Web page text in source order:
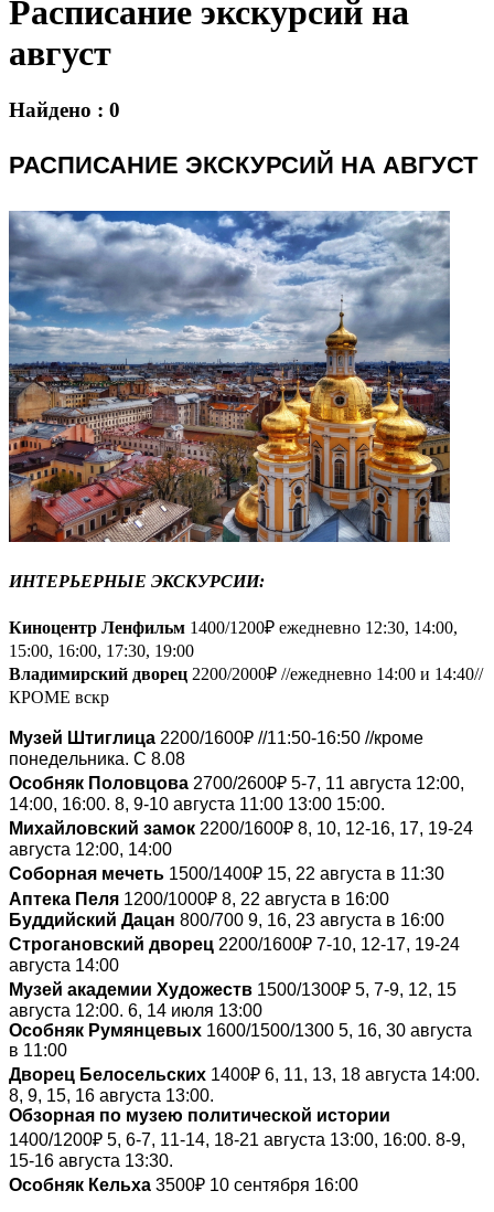
Расписание экскурсий на
август
Найдено : 0
РАСПИСАНИЕ ЭКСКУРСИЙ НА АВГУСТ
ИНТЕРЬЕРНЫЕ ЭКСКУРСИИ:
Киноцентр Ленфильм 1400/1200₽ ежедневно 12:30, 14:00,
15:00, 16:00, 17:30, 19:00
Владимирский дворец 2200/2000₽ //ежедневно 14:00 и 14:40//
КРОМЕ вскр
Музей Штиглица 2200/1600₽ //11:50-16:50 //кроме
понедельника. С 8.08
Оcобняк Половцова 2700/2600₽ 5-7, 11 августа 12:00,
14:00, 16:00. 8, 9-10 августа 11:00 13:00 15:00.
Михайловский замок 2200/1600₽ 8, 10, 12-16, 17, 19-24
августа 12:00, 14:00
Соборная мечеть 1500/1400₽ 15, 22 августа в 11:30
Аптека Пеля 1200/1000₽ 8, 22 августа в 16:00
Буддийский Дацан 800/700 9, 16, 23 августа в 16:00
Строгановский дворец 2200/1600₽ 7-10, 12-17, 19-24
августа 14:00
Музей академии Художеств 1500/1300₽ 5, 7-9, 12, 15
августа 12:00. 6, 14 июля 13:00
Особняк Румянцевых 1600/1500/1300 5, 16, 30 августа
в 11:00
Дворец Белосельских 1400₽ 6, 11, 13, 18 августа 14:00.
8, 9, 15, 16 августа 13:00.
Обзорная по музею политической истории
1400/1200₽ 5, 6-7, 11-14, 18-21 августа 13:00, 16:00. 8-9,
15-16 августа 13:30.
Особняк Кельха 3500₽ 10 сентября 16:00